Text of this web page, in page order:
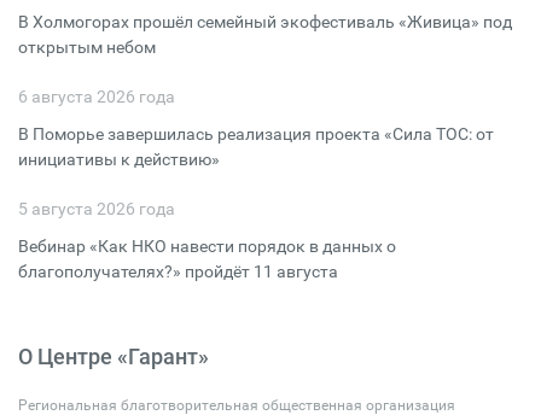
В Холмогорах прошёл семейный экофестиваль «Живица» под
открытым небом
6 августа 2026 года
В Поморье завершилась реализация проекта «Сила ТОС: от
инициативы к действию»
5 августа 2026 года
Вебинар «Как НКО навести порядок в данных о
благополучателях?» пройдёт 11 августа
О Центре «Гарант»
Региональная благотворительная общественная организация